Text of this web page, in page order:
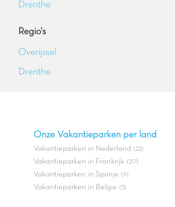
Drenthe
Regio's
Overijssel
Drenthe
Onze Vakantieparken per land
Vakantieparken in Nederland (22)
Vakantieparken in Frankrijk (217)
Vakantieparken in Spanje (9)
Vakantieparken in Belgie (3)